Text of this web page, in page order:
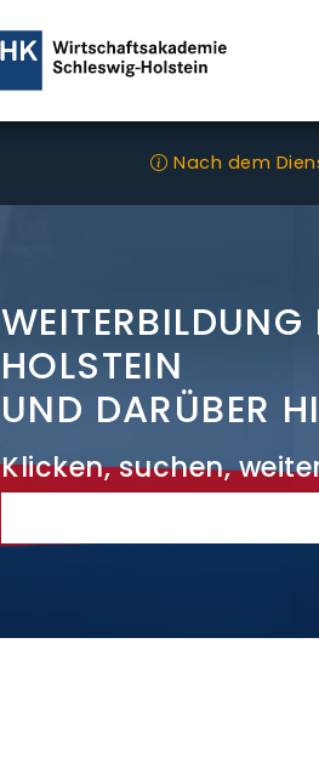
Nach dem
HOLSTEIN
UND DARÜBER
Klicken, suchen,